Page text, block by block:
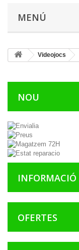
MENÚ
Videojocs
NOU
INFORMACIÓ
OFERTES